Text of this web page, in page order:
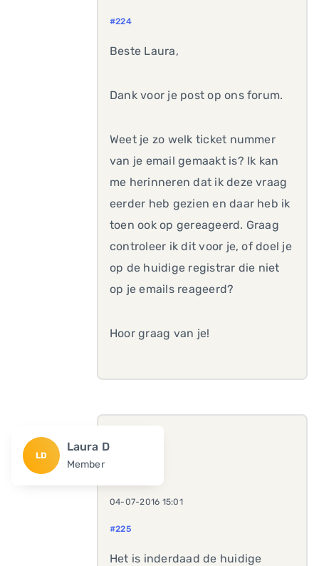
#224
Beste Laura,
Dank voor je post op ons forum.
Weet je zo welk ticket nummer
van je email gemaakt is? Ik kan
me herinneren dat ik deze vraag
eerder heb gezien en daar heb ik
toen ook op gereageerd. Graag
controleer ik dit voor je, of doel je
op de huidige registrar die niet
op je emails reageerd?
Hoor graag van je!
LD
Laura D
Member
04-07-2016 15:01
#225
Het is inderdaad de huidige